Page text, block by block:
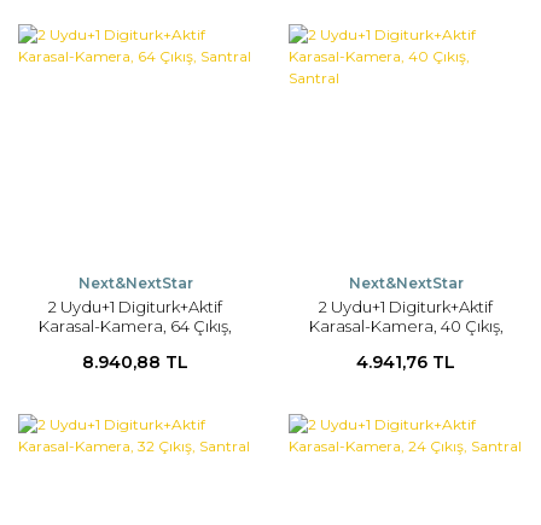
Next&NextStar
2 Uydu+1 Digiturk+Aktif
Karasal-Kamera, 64 Çıkış,
8.940,88 TL
Next&NextStar
2 Uydu+1 Digiturk+Aktif
Karasal-Kamera, 40 Çıkış,
4.941,76 TL